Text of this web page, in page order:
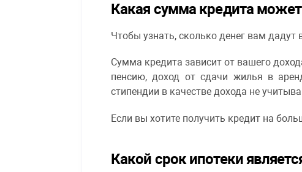
Какая сумма кредита
Чтобы узнать, сколько денег вам дадут
Сумма кредита зависит от вашего
пенсию, доход от сдачи жилья в
стипендии в качестве дохода не
Если вы хотите получить кредит на
Какой срок ипотеки